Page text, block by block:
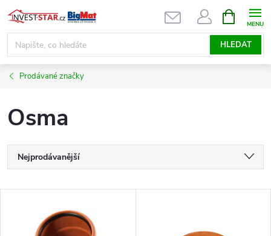
Přejít
na
obsah
HLEDAT
NÁKUPNÍ
KOŠÍK
Prodávané značky
Osma
Ř
a
Nejprodávanější
Abecedně